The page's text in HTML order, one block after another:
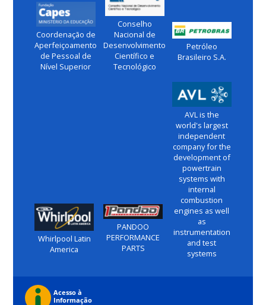
Coordenação de
Aperfeiçoamento
de Pessoal de
Nível Superior
Conselho
Nacional de
Desenvolvimento
Científico e
Tecnológico
Petróleo
Brasileiro S.A.
Whirlpool Latin
America
PANDOO
PERFORMANCE
PARTS
AVL is the
world's largest
independent
company for the
development of
powertrain
systems with
internal
combustion
engines as well
as
instrumentation
and test
systems